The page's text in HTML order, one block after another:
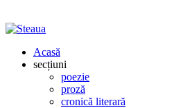
Acasă
secțiuni
poezie
proză
cronică literară